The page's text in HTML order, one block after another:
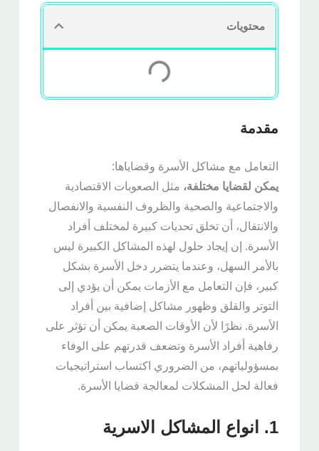
محتويات
مقدمة
التعامل مع مشاكل الأسرة وقضاياها:
يمكن لقضايا مختلفة، مثل الصعوبات الاقتصادية
والاجتماعية والصحية والظروف النفسية والانفصال
والانتقال، أن تخلق تحديات كبيرة لمختلف أفراد
الأسرة. إن إيجاد حلول لهذه المشاكل الكبيرة ليس
بالأمر السهل، وعندما يتضرر دخل الأسرة بشكل
كبير، فإن التعامل مع الأزمات يمكن أن يؤدي إلى
التوتر والقلق وظهور مشاكل إضافية بين أفراد
الأسرة. نظرًا لأن الأوقات الصعبة يمكن أن تؤثر على
رفاهية أفراد الأسرة وتضعف قدرتهم على الوفاء
بمسؤولياتهم، من الضروري اكتساب استراتيجيات
فعالة لحل المشكلات لمعالجة قضايا الأسرة.
1. انواع المشاكل الاسرية